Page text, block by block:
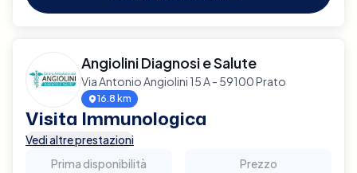
Angiolini Diagnosi e Salute
Via Antonio Angiolini 15 A - 59100 Prato
16.8 km
Visita Immunologica
Vedi altre prestazioni
Prima disponibilità
Prezzo